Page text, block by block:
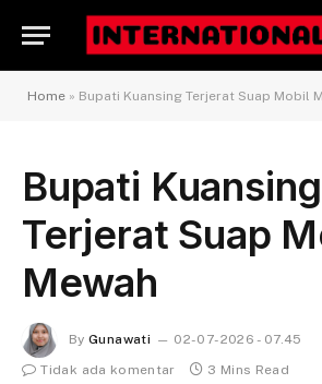
Home » Bupati Kuansing Terjerat Suap Mobil
Bupati Kuansing
Terjerat Suap
Mewah
By Gunawati
02-07-2026 - 07.45
Tidak ada komentar
3 Mins Read